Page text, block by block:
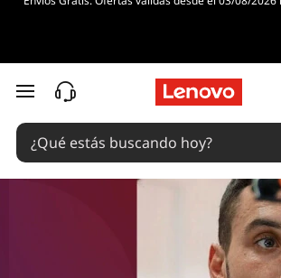
Ir al contenido principal